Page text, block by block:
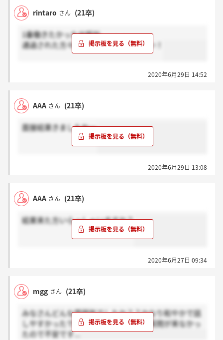
rintaro さん (21卒)
1番働きたかった出版社、、、、
通過された方々本当に頑張ってください！
2020年6月29日 14:52
AAA さん (21卒)
面接結果きましたねー
2020年6月29日 13:08
AAA さん (21卒)
結果来た方いらっしゃいますか？
2020年6月27日 09:34
mgg さん (21卒)
みなさんどんな雰囲気でしたか？？かなり和やかで話
しやすかったですが特に突っ込まれた質問が来なかっ
たので不安です...